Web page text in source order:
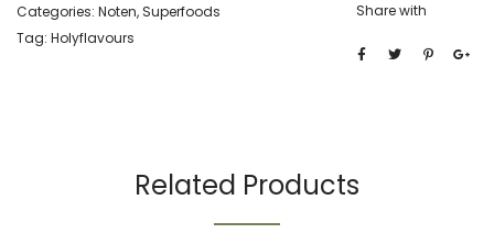
Categories: Noten, Superfoods
Tag: Holyflavours
Share with
Related Products